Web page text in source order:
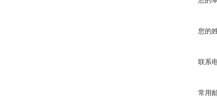
您的
联系
常用